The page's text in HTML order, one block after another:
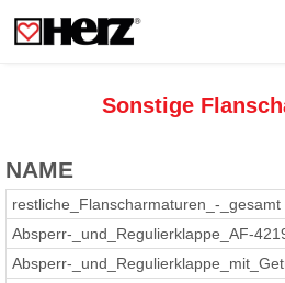
Sonstige
NAME
restliche_Flanscharmaturen_-_gesamt
Absperr-_und_Regulierklappe_AF-
Absperr-